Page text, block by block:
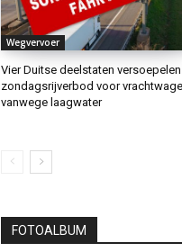
Wegvervoer
Vier Duitse deelstaten versoepelen
zondagsrijverbod voor
vanwege laagwater
FOTOALBUM